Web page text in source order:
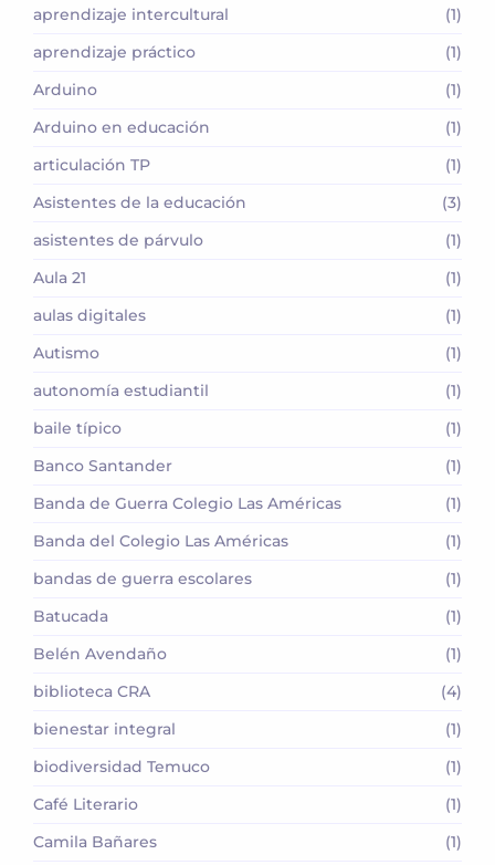
aprendizaje intercultural
(1)
aprendizaje práctico
(1)
Arduino
(1)
Arduino en educación
(1)
articulación TP
(1)
Asistentes de la educación
(3)
asistentes de párvulo
(1)
Aula 21
(1)
aulas digitales
(1)
Autismo
(1)
autonomía estudiantil
(1)
baile típico
(1)
Banco Santander
(1)
Banda de Guerra Colegio Las Américas
(1)
Banda del Colegio Las Américas
(1)
bandas de guerra escolares
(1)
Batucada
(1)
Belén Avendaño
(1)
biblioteca CRA
(4)
bienestar integral
(1)
biodiversidad Temuco
(1)
Café Literario
(1)
Camila Bañares
(1)